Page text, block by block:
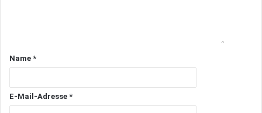
Name *
E-Mail-Adresse *